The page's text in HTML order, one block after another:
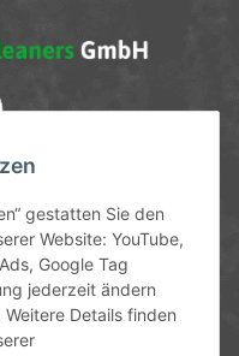
gestatten Sie den
Website: YouTube,
Google Tag
jederzeit ändern
Details finden
Uhr